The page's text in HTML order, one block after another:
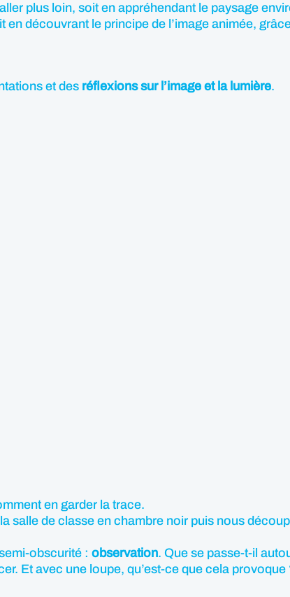
plus loin, soit en appréhendant le paysage
découvrant le principe de l’image animée,
et des réflexions sur l’image et la lumière.
en garder la trace.
salle de classe en chambre noir puis nous
obscurité : observation. Que se passe-t-il
Et avec une loupe, qu’est-ce que cela